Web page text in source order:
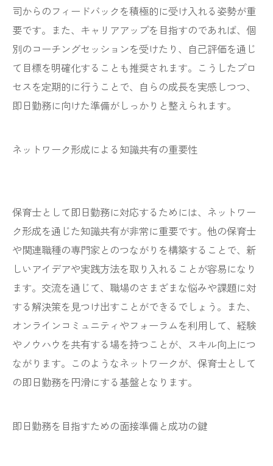
司からのフィードバックを積極的に受け入れる姿勢が重
要です。また、キャリアアップを目指すのであれば、個
別のコーチングセッションを受けたり、自己評価を通じ
て目標を明確化することも推奨されます。こうしたプロ
セスを定期的に行うことで、自らの成長を実感しつつ、
即日勤務に向けた準備がしっかりと整えられます。
ネットワーク形成による知識共有の重要性
保育士として即日勤務に対応するためには、ネットワー
ク形成を通じた知識共有が非常に重要です。他の保育士
や関連職種の専門家とのつながりを構築することで、新
しいアイデアや実践方法を取り入れることが容易になり
ます。交流を通じて、職場のさまざまな悩みや課題に対
する解決策を見つけ出すことができるでしょう。また、
オンラインコミュニティやフォーラムを利用して、経験
やノウハウを共有する場を持つことが、スキル向上につ
ながります。このようなネットワークが、保育士として
の即日勤務を円滑にする基盤となります。
即日勤務を目指すための面接準備と成功の鍵